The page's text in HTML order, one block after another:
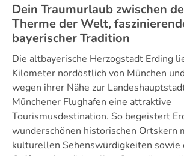
Dein Traumurlaub zwischen
Therme der Welt,
bayerischer Tradition
Die altbayerische Herzogstadt Erding
Kilometer nordöstlich von München
wegen ihrer Nähe zur
Münchener Flughafen eine attraktive
Tourismusdestination. So begeistert
wunderschönen historischen Ortskern
kulturellen Sehenswürdigkeiten sowie